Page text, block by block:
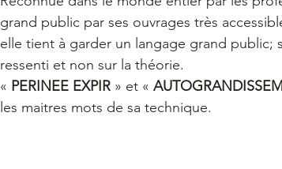
grand public par ses ouvrages très
elle tient à garder un langage grand public;
ressenti et non sur la théorie.
« PERINEE EXPIR » et «
les maitres mots de sa technique.